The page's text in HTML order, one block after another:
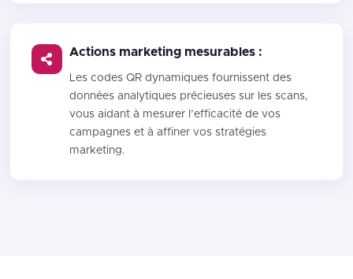
Actions marketing mesurables :
Les codes QR dynamiques fournissent des
données analytiques précieuses sur les scans,
vous aidant à mesurer l’efficacité de vos
campagnes et à affiner vos stratégies
marketing.